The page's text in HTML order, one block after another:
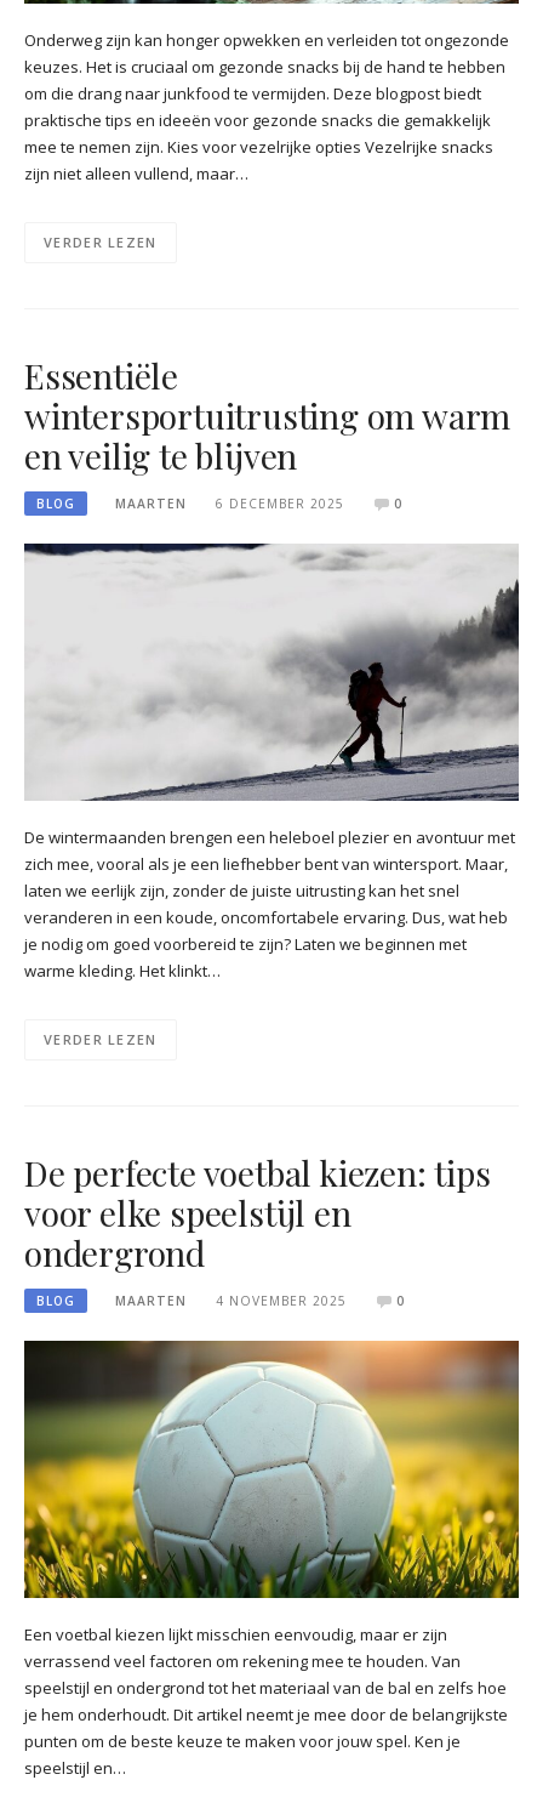
Onderweg zijn kan honger opwekken en verleiden tot ongezonde
keuzes. Het is cruciaal om gezonde snacks bij de hand te hebben
om die drang naar junkfood te vermijden. Deze blogpost biedt
praktische tips en ideeën voor gezonde snacks die gemakkelijk
mee te nemen zijn. Kies voor vezelrijke opties Vezelrijke snacks
zijn niet alleen vullend, maar…
VERDER LEZEN
Essentiële
wintersportuitrusting om warm
en veilig te blijven
BLOG MAARTEN 6 DECEMBER 2025 0
De wintermaanden brengen een heleboel plezier en avontuur met
zich mee, vooral als je een liefhebber bent van wintersport. Maar,
laten we eerlijk zijn, zonder de juiste uitrusting kan het snel
veranderen in een koude, oncomfortabele ervaring. Dus, wat heb
je nodig om goed voorbereid te zijn? Laten we beginnen met
warme kleding. Het klinkt…
VERDER LEZEN
De perfecte voetbal kiezen: tips
voor elke speelstijl en
ondergrond
BLOG MAARTEN 4 NOVEMBER 2025 0
Een voetbal kiezen lijkt misschien eenvoudig, maar er zijn
verrassend veel factoren om rekening mee te houden. Van
speelstijl en ondergrond tot het materiaal van de bal en zelfs hoe
je hem onderhoudt. Dit artikel neemt je mee door de belangrijkste
punten om de beste keuze te maken voor jouw spel. Ken je
speelstijl en…